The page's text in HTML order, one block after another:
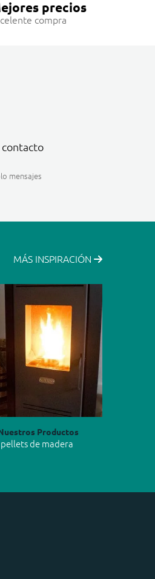
precios
compra
mensajes
MÁS INSPIRACIÓN
Productos
de madera